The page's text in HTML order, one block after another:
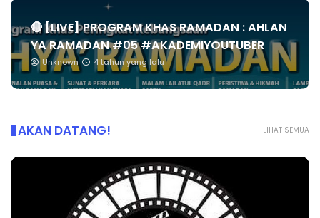
🔴 [LIVE] PROGRAM KHAS RAMADAN : AHLAN
YA RAMADAN #05 #AKADEMIYOUTUBER
Unknown 4 tahun yang lalu
LIHAT SEMUA
AKAN DATANG!